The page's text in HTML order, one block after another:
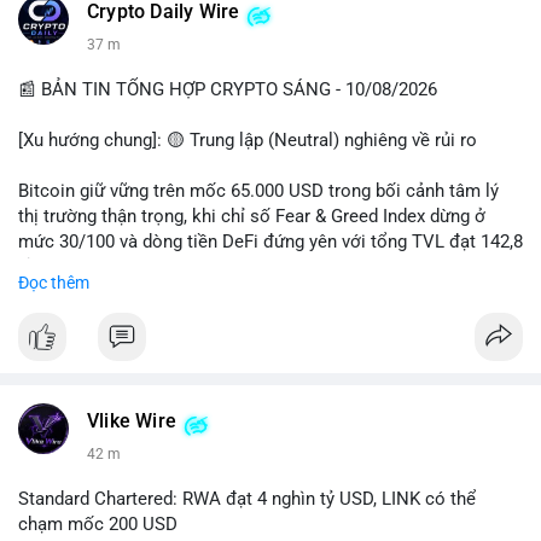
các quỹ phòng hộ sang vị thế Long là tín hiệu tích cực ngầm,
nhưng biến động ngắn hạn vẫn cao.
• Khuyến nghị: Cẩn trọng với các lệnh Long/Short khi Bitcoin
chưa thoát khỏi vùng giá hiện tại. Theo dõi sát các tin tức về
📰 Nguồn: CoinDesk
Crypto Daily Wire
37 m
📰 BẢN TIN TỔNG HỢP CRYPTO SÁNG - 10/08/2026
[Xu hướng chung]: 🟡 Trung lập (Neutral) nghiêng về rủi ro
Bitcoin giữ vững trên mốc 65.000 USD trong bối cảnh tâm lý
thị trường thận trọng, khi chỉ số Fear & Greed Index dừng ở
mức 30/100 và dòng tiền DeFi đứng yên với tổng TVL đạt 142,8
tăng gần 3% khi Iran-Oman hứa mở lại eo Hormuz, giảm lo ngại
lớn khác. Đáng chú ý, thanh lý Short chiếm tới 81,7% tổng 35,7
triệu USD thanh lý trong 24h, cho thấy phe bán đang yếu thế.
- DeFi & Công nghệ: Standard Chartered dự báo thị trường RWA
sẽ bùng nổ lên 4 nghìn tỷ USD, kéo theo giá trị token LINK có
Đọc thêm
Vlike Wire
42 m
Standard Chartered: RWA đạt 4 nghìn tỷ USD, LINK có thể
chạm mốc 200 USD